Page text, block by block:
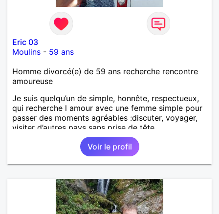
Eric 03
Moulins - 59 ans
Homme divorcé(e) de 59 ans recherche rencontre
amoureuse
Je suis quelqu’un de simple, honnête, respectueux,
qui recherche l amour avec une femme simple pour
passer des moments agréables :discuter, voyager,
visiter d’autres pays sans prise de tête.
Voir le profil